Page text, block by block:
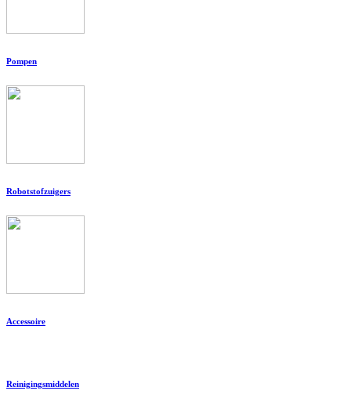
Pompen
Robotstofzuigers
Accessoire
Reinigingsmiddelen